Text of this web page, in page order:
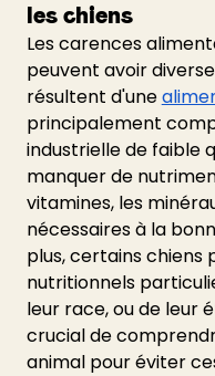
les chiens
Les carences
peuvent avoir
résultent d'une
principalement
industrielle de faible
manquer de
vitamines, les
nécessaires à la
plus, certains chiens
nutritionnels
leur race, ou de leur
crucial de
animal pour éviter